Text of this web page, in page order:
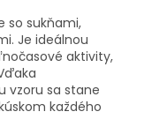
so sukňami,
Je ideálnou
aktivity,
vzoru sa stane
každého